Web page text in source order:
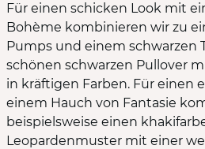
Für einen schicken Look mit
Bohème kombinieren wir zu
Pumps und einem schwarzen
schönen schwarzen Pullover
in kräftigen Farben. Für einen
einem Hauch von Fantasie
beispielsweise einen
Leopardenmuster mit einer